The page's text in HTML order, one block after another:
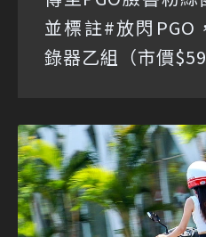
並標註#放閃PGO
錄器乙組（市價